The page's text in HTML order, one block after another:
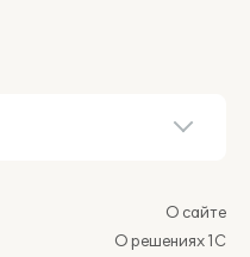
О сайте
О решениях 1С